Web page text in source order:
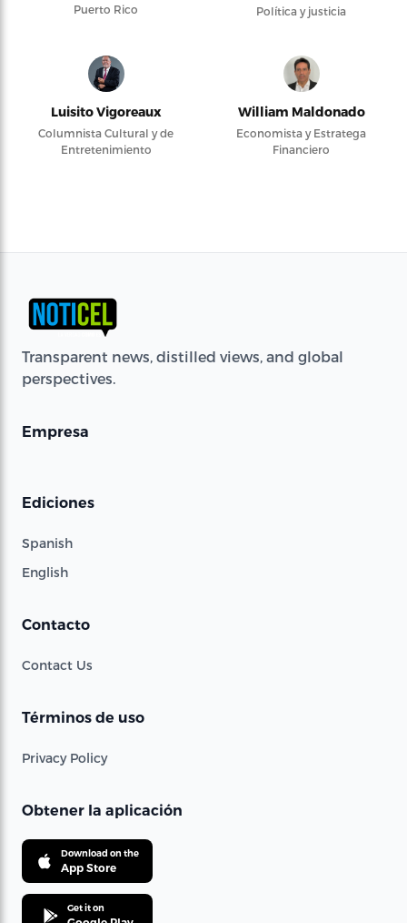
Puerto Rico
Política y justicia
Luisito Vigoreaux
Columnista Cultural y de
Entretenimiento
William Maldonado
Economista y Estratega
Financiero
Transparent news, distilled views, and global
perspectives.
Empresa
Ediciones
Spanish
English
Contacto
Contact Us
Términos de uso
Privacy Policy
Obtener la aplicación
Download on the
App Store
Get it on